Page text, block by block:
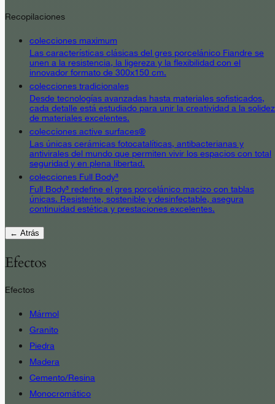
Recopilaciones
colecciones maximum
Las características clásicas del gres porcelánico Fiandre se
unen a la resistencia, la ligereza y la flexibilidad con el
innovador formato de 300x150 cm.
colecciones tradicionales
Desde tecnologías avanzadas hasta materiales sofisticados,
cada detalle está estudiado para unir la creatividad a la solidez
de materiales excelentes.
colecciones active surfaces®
Las únicas cerámicas fotocatalíticas, antibacterianas y
antivirales del mundo que permiten vivir los espacios con total
seguridad y en plena libertad.
colecciones Full Body³
Full Body³ redefine el gres porcelánico macizo con tablas
únicas. Resistente, sostenible y desinfectable, asegura
continuidad estética y prestaciones excelentes.
← Atrás
Efectos
Efectos
Mármol
Granito
Piedra
Madera
Cemento/Resina
Monocromático